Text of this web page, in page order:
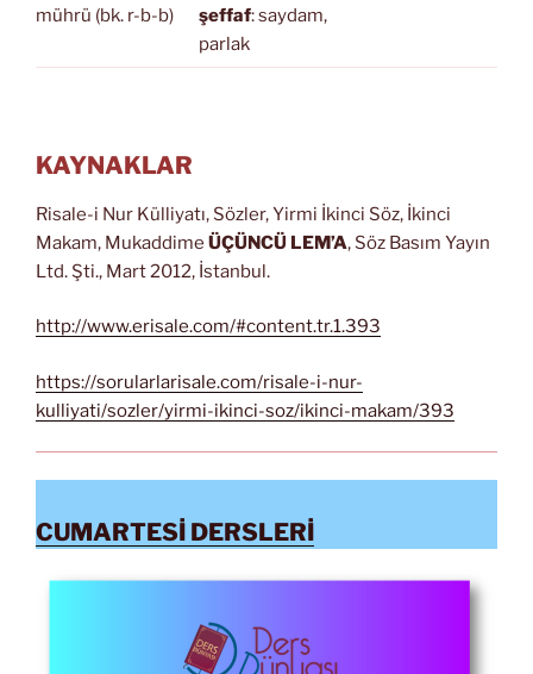
mührü (bk. r-b-b)
şeffaf: saydam,
parlak
KAYNAKLAR
Risale-i Nur Külliyatı, Sözler, Yirmi İkinci Söz, İkinci
Makam, Mukaddime ÜÇÜNCÜ LEM’A, Söz Basım Yayın
Ltd. Şti., Mart 2012, İstanbul.
http://www.erisale.com/#content.tr.1.393
https://sorularlarisale.com/risale-i-nur-
kulliyati/sozler/yirmi-ikinci-soz/ikinci-makam/393
CUMARTESİ DERSLERİ